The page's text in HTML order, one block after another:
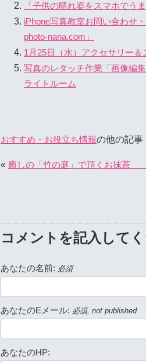
「子供の晴れ姿をスマホでう
iPhone写真教室お問い合わせ
photo-nana.com」
1月25日（水）アクセサリー
写真のレタッチ作業「画像編
ライトルーム
おすすめ・お役立ち情報の他の記事
« 癒しの「竹の庭」で頂くお抹
コメントを記入して
あなたの名前: 必須
あなたのEメール: 必須, not published
あなたのHP: